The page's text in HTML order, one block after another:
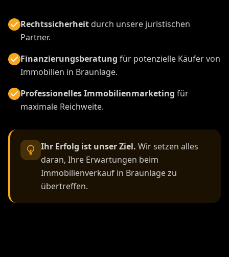
Rechtssicherheitdurch unsere juristischen
Partner.
Finanzierungsberatung für potenzielle Käufer von
Immobilien in Braunlage.
Professionelles Immobilienmarketing für
maximale Reichweite.
Ihr Erfolg ist unser Ziel. Wir setzen alles
daran, Ihre Erwartungen beim
Immobilienverkauf in Braunlage zu
übertreffen.